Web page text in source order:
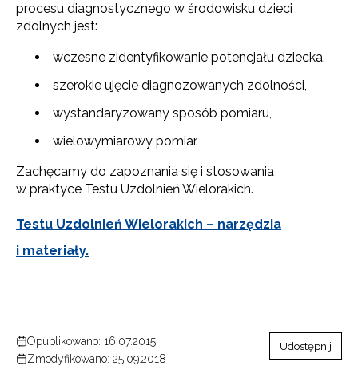
procesu diagnostycznego w środowisku dzieci
zdolnych jest:
wczesne zidentyfikowanie potencjału dziecka,
szerokie ujęcie diagnozowanych zdolności,
wystandaryzowany sposób pomiaru,
wielowymiarowy pomiar.
Zachęcamy do zapoznania się i stosowania
w praktyce Testu Uzdolnień Wielorakich.
Testu Uzdolnień Wielorakich – narzędzia
i materiały.
Opublikowano: 16.07.2015
Zmodyfikowano: 25.09.2018
Udostępnij